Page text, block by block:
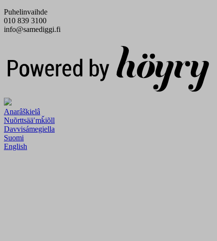
Puhelinvaihde
010 839 3100
info@samediggi.fi
Anarâškielâ
Nuõrttsääʹmǩiõll
Davvisámegiella
Suomi
English